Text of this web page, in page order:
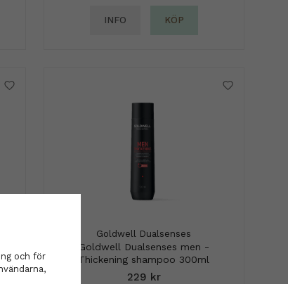
INFO KÖP
Goldwell Dualsenses
Goldwell Dualsenses men -
Thickening shampoo 300ml
229 kr
och för